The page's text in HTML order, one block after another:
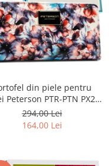
din piele pentru
Peterson PTR-PTN PX25-
PF2 BLUE
294,00 Lei
164,00 Lei